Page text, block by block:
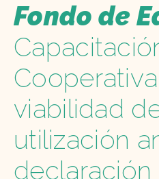
Fondo de
viabilidad
utilización
declaración